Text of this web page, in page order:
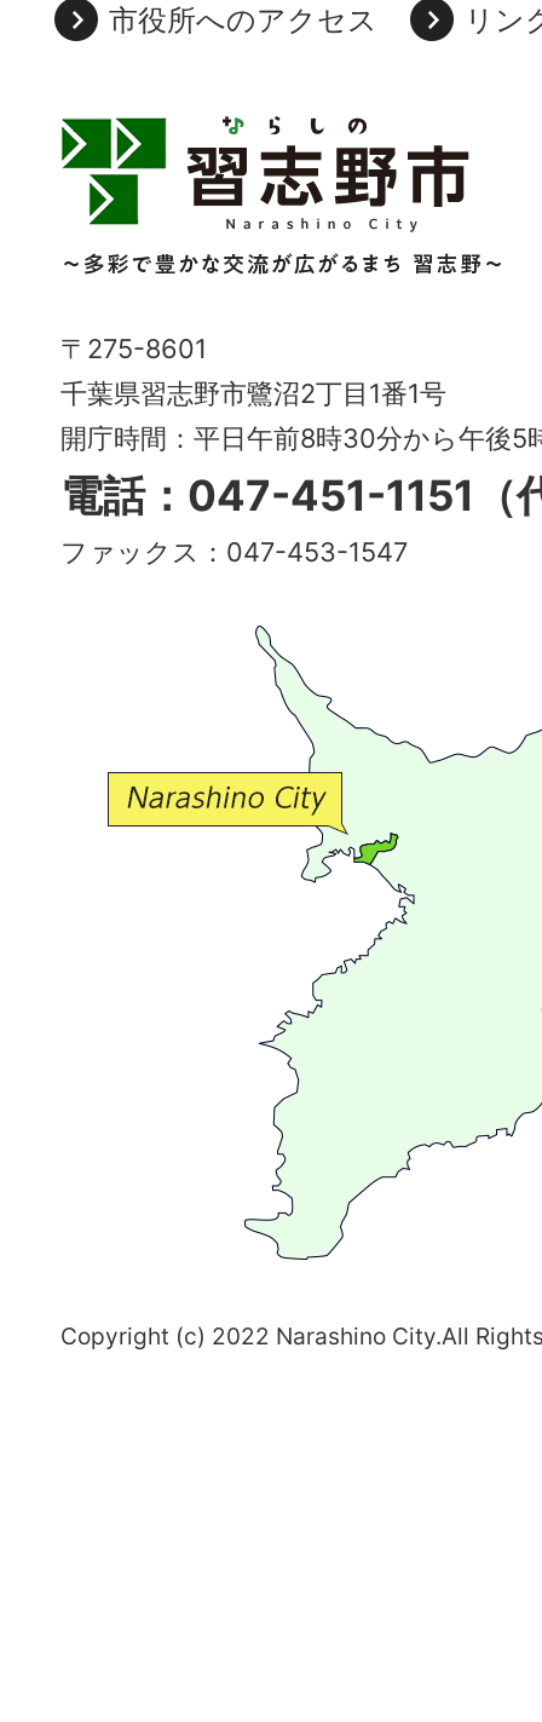
市役所へのアクセス
リン
習
志
野
市
Narashino
City
～
多
彩
で
〒275-8601
千葉県習志野市鷺沼2丁目1番1号
開庁時間：平日午前8時30分から午後5
電話：047-451-1151（
ファックス：047-453-1547
Copyright (c) 2022 Narashino City.All